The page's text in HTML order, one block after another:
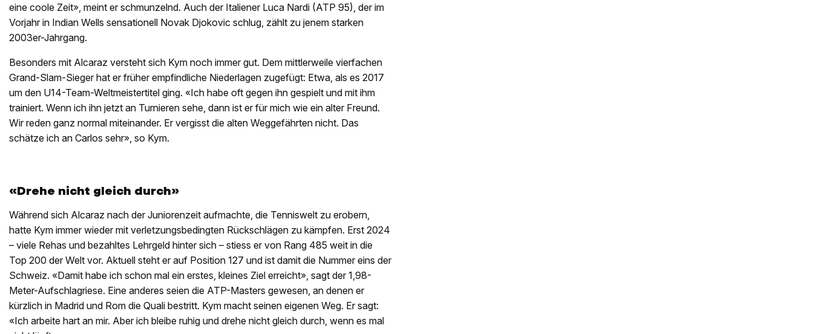
eine coole Zeit», meint er schmunzelnd. Auch der Italiener Luca Nardi (ATP 95), der im
Vorjahr in Indian Wells sensationell Novak Djokovic schlug, zählt zu jenem starken
2003er-Jahrgang.
Besonders mit Alcaraz versteht sich Kym noch immer gut. Dem mittlerweile vierfachen
Grand-Slam-Sieger hat er früher empfindliche Niederlagen zugefügt: Etwa, als es 2017
um den U14-Team-Weltmeistertitel ging. «Ich habe oft gegen ihn gespielt und mit ihm
trainiert. Wenn ich ihn jetzt an Turnieren sehe, dann ist er für mich wie ein alter Freund.
Wir reden ganz normal miteinander. Er vergisst die alten Weggefährten nicht. Das
schätze ich an Carlos sehr», so Kym.
«Drehe nicht gleich durch»
Während sich Alcaraz nach der Juniorenzeit aufmachte, die Tenniswelt zu erobern,
hatte Kym immer wieder mit verletzungsbedingten Rückschlägen zu kämpfen. Erst 2024
– viele Rehas und bezahltes Lehrgeld hinter sich – stiess er von Rang 485 weit in die
Top 200 der Welt vor. Aktuell steht er auf Position 127 und ist damit die Nummer eins der
Schweiz. «Damit habe ich schon mal ein erstes, kleines Ziel erreicht», sagt der 1,98-
Meter-Aufschlagriese. Eine anderes seien die ATP-Masters gewesen, an denen er
kürzlich in Madrid und Rom die Quali bestritt. Kym macht seinen eigenen Weg. Er sagt:
«Ich arbeite hart an mir. Aber ich bleibe ruhig und drehe nicht gleich durch, wenn es mal